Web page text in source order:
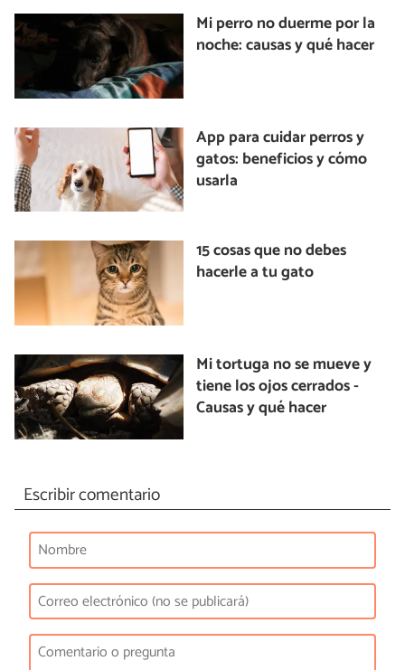
Mi perro no duerme por la
noche: causas y qué hacer
App para cuidar perros y
gatos: beneficios y cómo
usarla
15 cosas que no debes
hacerle a tu gato
Mi tortuga no se mueve y
tiene los ojos cerrados -
Causas y qué hacer
Escribir comentario